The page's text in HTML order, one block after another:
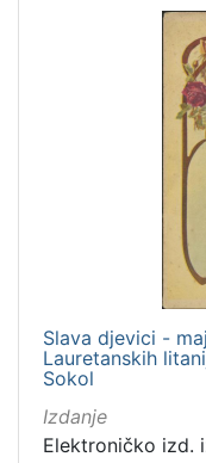
Slava djevici -
Lauretanskih
Sokol
Izdanje
Elektroničko izd.